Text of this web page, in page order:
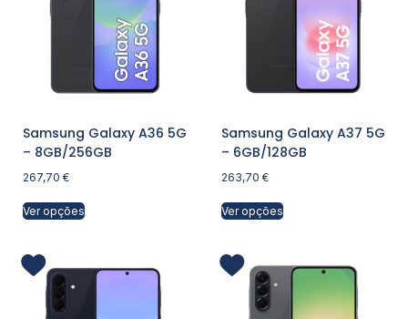
Samsung Galaxy A36 5G
– 8GB/256GB
267,70 €
Ver opções
Samsung Galaxy A37 5G
– 6GB/128GB
263,70 €
Ver opções